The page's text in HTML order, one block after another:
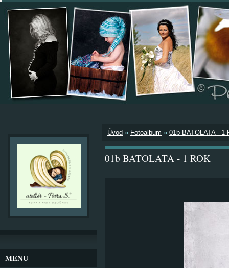
Úvod » Fotoalbum » 01b BATOLATA - 1
01b BATOLATA - 1 ROK
MENU